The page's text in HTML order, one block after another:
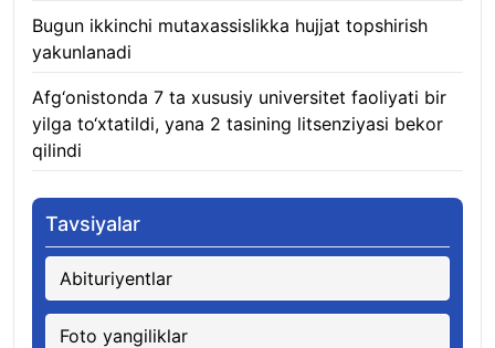
Bugun ikkinchi mutaxassislikka hujjat topshirish
yakunlanadi
Afg‘onistonda 7 ta xususiy universitet faoliyati bir
yilga to‘xtatildi, yana 2 tasining litsenziyasi bekor
qilindi
Tavsiyalar
Abituriyentlar
Foto yangiliklar